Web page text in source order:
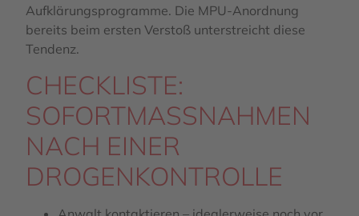
Aufklärungsprogramme. Die MPU-Anordnung
bereits beim ersten Verstoß unterstreicht diese
Tendenz.
CHECKLISTE:
SOFORTMASSNAHMEN N
ACH EINER D
ROGENKONTROLLE